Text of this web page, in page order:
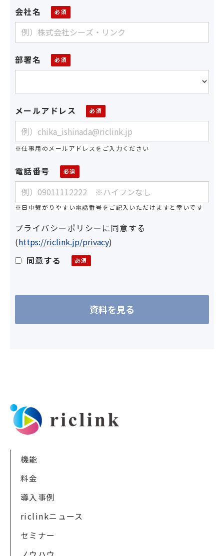
会社名
部署名
メールアドレス
※仕事用のメールアドレスをご入力ください
電話番号
※日中繋がりやすい電話番号をご記入いただけますと幸いです
プライバシーポリシーに同意する
(https://riclink.jp/privacy)
同意する
機能
料金
導入事例
riclinkニュース
セミナー